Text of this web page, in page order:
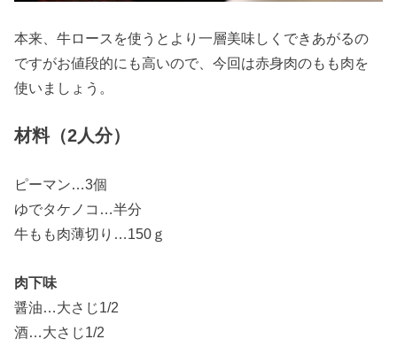
本来、牛ロースを使うとより一層美味しくできあがるの
ですがお値段的にも高いので、今回は赤身肉のもも肉を
使いましょう。
材料（2人分）
ピーマン…3個
ゆでタケノコ…半分
牛もも肉薄切り…150ｇ
肉下味
醤油…大さじ1/2
酒…大さじ1/2